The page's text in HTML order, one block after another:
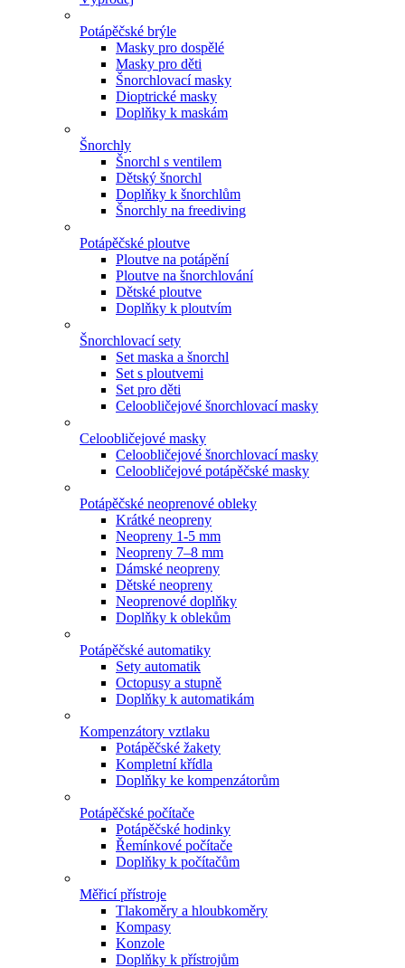
Potápěčské brýle
Masky pro dospělé
Masky pro děti
Šnorchlovací masky
Dioptrické masky
Doplňky k maskám
Šnorchly
Šnorchl s ventilem
Dětský šnorchl
Doplňky k šnorchlům
Šnorchly na freediving
Potápěčské ploutve
Ploutve na potápění
Ploutve na šnorchlování
Dětské ploutve
Doplňky k ploutvím
Šnorchlovací sety
Set maska a šnorchl
Set s ploutvemi
Set pro děti
Celoobličejové šnorchlovací masky
Celoobličejové masky
Celoobličejové šnorchlovací masky
Celoobličejové potápěčské masky
Potápěčské neoprenové obleky
Krátké neopreny
Neopreny 1-5 mm
Neopreny 7–8 mm
Dámské neopreny
Dětské neopreny
Neoprenové doplňky
Doplňky k oblekům
Potápěčské automatiky
Sety automatik
Octopusy a stupně
Doplňky k automatikám
Kompenzátory vztlaku
Potápěčské žakety
Kompletní křídla
Doplňky ke kompenzátorům
Potápěčské počítače
Potápěčské hodinky
Řemínkové počítače
Doplňky k počítačům
Měřicí přístroje
Tlakoměry a hloubkoměry
Kompasy
Konzole
Doplňky k přístrojům